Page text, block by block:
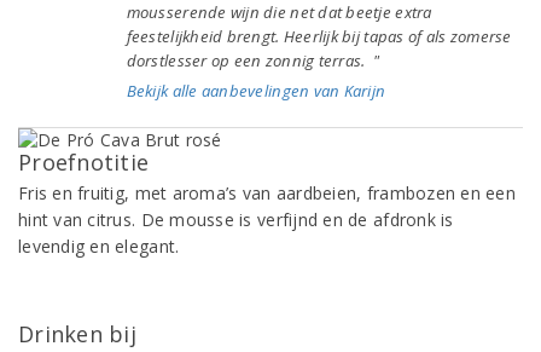
mousserende wijn die net dat beetje extra
feestelijkheid brengt. Heerlijk bij tapas of als zomerse
dorstlesser op een zonnig terras. "
Bekijk alle aanbevelingen van Karijn
Proefnotitie
Fris en fruitig, met aroma’s van aardbeien, frambozen en een
hint van citrus. De mousse is verfijnd en de afdronk is
levendig en elegant.
Drinken bij